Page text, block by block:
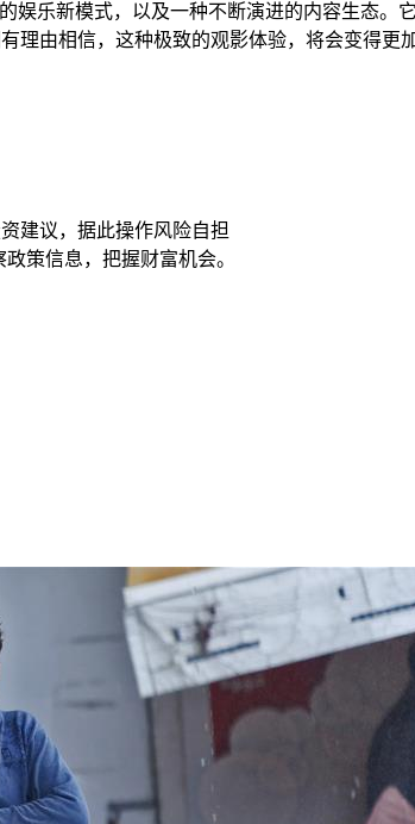
乐新模式，以及一种不断演进的内容生态。
由相信，这种极致的观影体验，将会变得更
建议，据此操作风险自担
策信息，把握财富机会。